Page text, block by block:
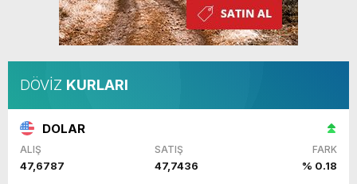
DÖVİZ KURLARI
DOLAR
ALIŞ SATIŞ FARK
47,6787 47,7436 % 0.18